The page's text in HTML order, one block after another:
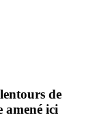
de
amené ici